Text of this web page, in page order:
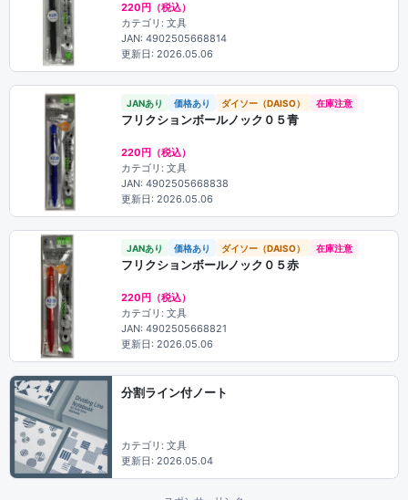
220円（税込）
カテゴリ: 文具
JAN: 4902505668814
更新日: 2026.05.06
JANあり 価格あり ダイソー（DAISO） 在庫注意
フリクションボールノック０５青
220円（税込）
カテゴリ: 文具
JAN: 4902505668838
更新日: 2026.05.06
JANあり 価格あり ダイソー（DAISO） 在庫注意
フリクションボールノック０５赤
220円（税込）
カテゴリ: 文具
JAN: 4902505668821
更新日: 2026.05.06
分割ライン付ノート
カテゴリ: 文具
更新日: 2026.05.04